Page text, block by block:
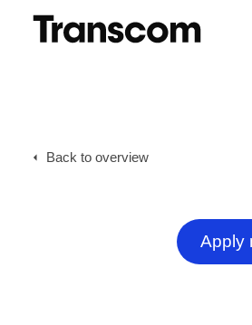
Back to overview
Apply